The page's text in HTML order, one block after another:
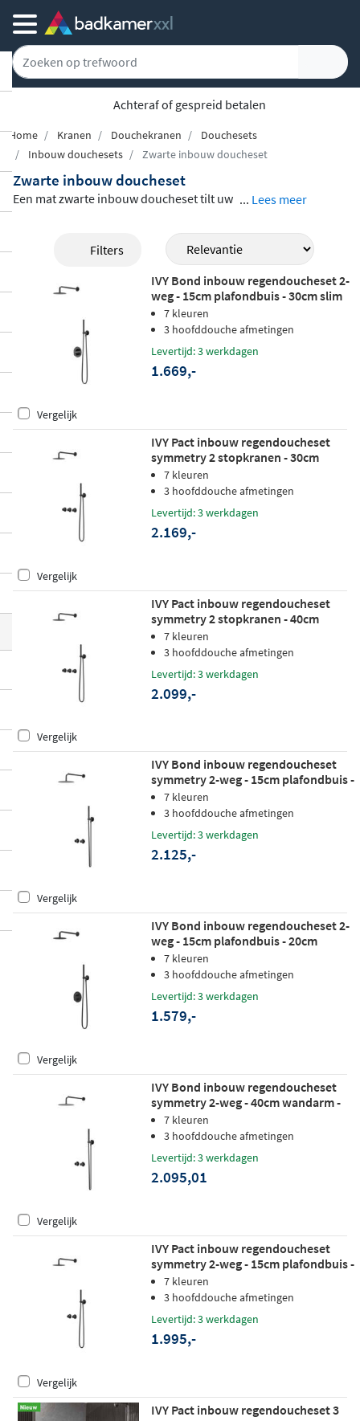
Achteraf of gespreid betalen
Home Kranen Douchekranen
Douchesets
Inbouw douchesets
Zwarte inbouw doucheset
Zwarte inbouw doucheset
Een mat zwarte inbouw doucheset tilt uw
ortiment mat zwarte inbouw douchesets
bij Badkamerxxl biedt een ruime keuze, va
n strakke thermostatische sets tot comple
te combinaties met hoofddouche en hand
douche. De ingebouwde watertoevoer zor
gt voor een minimalistische uitstraling, ter
wijl het mat zwarte afwerkingsdetail uw d
arakter geeft. Ontdek het volledige aanbo
d en kies de set die perfect past bij uw bad
... Lees meer
Filters
IVY Bond inbouw regendoucheset 2-
weg - 15cm plafondbuis - 30cm slim
hoofddouche rond - wandhouder -
staafhanddouche - zwart chroom
7 kleuren
3 hoofddouche afmetingen
Levertijd: 3 werkdagen
1.669,-
Vergelijk
IVY Pact inbouw regendoucheset
symmetry 2 stopkranen - 30cm
plafondbuis - 30cm slim
hoofddouche - glijstang -
staafhanddouche - mat zwart ped
7 kleuren
3 hoofddouche afmetingen
Levertijd: 3 werkdagen
2.169,-
Vergelijk
IVY Pact inbouw regendoucheset
symmetry 2 stopkranen - 40cm
wandarm - 30cm slim hoofddouche -
wandhouder - satin spray
handdouche - mat zwart ped
7 kleuren
3 hoofddouche afmetingen
Levertijd: 3 werkdagen
2.099,-
Vergelijk
IVY Bond inbouw regendoucheset
symmetry 2-weg - 15cm plafondbuis -
30cm medium hoofddouche -
wandhouder - satin spray
7 kleuren
3 hoofddouche afmetingen
Levertijd: 3 werkdagen
2.125,-
Vergelijk
IVY Bond inbouw regendoucheset 2-
weg - 15cm plafondbuis - 20cm
medium hoofddouche rond -
wandhouder - 3-standen
7 kleuren
3 hoofddouche afmetingen
Levertijd: 3 werkdagen
1.579,-
Vergelijk
IVY Bond inbouw regendoucheset
symmetry 2-weg - 40cm wandarm -
25cm medium hoofddouche -
glijstang - staafhanddouche - zwart
7 kleuren
3 hoofddouche afmetingen
Levertijd: 3 werkdagen
2.095,01
Vergelijk
IVY Pact inbouw regendoucheset
symmetry 2-weg - 15cm plafondbuis -
30cm medium hoofddouche -
wandhouder - 3-standen
handdouche - mat zwart ped
7 kleuren
3 hoofddouche afmetingen
Levertijd: 3 werkdagen
1.995,-
Vergelijk
IVY Pact inbouw regendoucheset 3